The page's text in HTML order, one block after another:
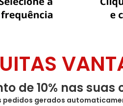
de 10% nas
pedidos gerados